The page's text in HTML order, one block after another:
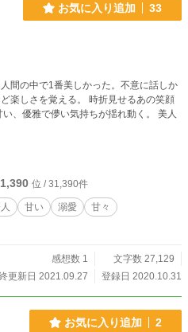
お気に入り追加 33
間の中で1番美しかった。不意に話しか
楽しさを覚える。 時折見せるあの笑顔
位 / 31,390件
甘い 溺愛
甘々
感想数 1
文字数 27,129
更新日 2021.09.27
登録日 2020.10.31
お気に入り追加 2